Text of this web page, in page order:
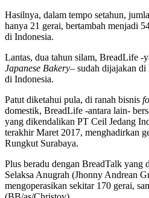
Hasilnya, dalam tempo setahun,
hanya 21 gerai, bertambah menjadi
di Indonesia.
Lantas, dua tahun silam, BreadLife -
Japanese Bakery– sudah dijajakan
di Indonesia.
Patut diketahui pula, di ranah bisnis
domestik, BreadLife -antara lain-
yang dikendalikan PT Ceil Jedang
terakhir Maret 2017, menghadirkan
Rungkut Surabaya.
Plus beradu dengan BreadTalk yang
Selaksa Anugrah (Jhonny Andrean
mengoperasikan sekitar 170 gerai,